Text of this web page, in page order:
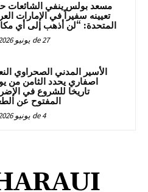
مسعد بولس ينفي الشائعات
تعيينه سفيراً في الإمارات
المتحدة: “لن أذهب إلى أي
27 de يونيو de 2026
الأسير المدني الصحراوي
اصفاري يحدد الثامن من
تاريخا للشروع في
المفتوح عن
4 de يونيو de 2026